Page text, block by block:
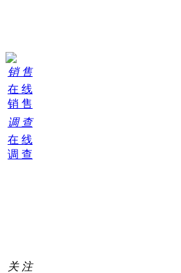
销 售
在 线
销 售
调 查
在 线
调 查
关 注